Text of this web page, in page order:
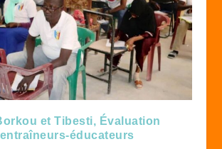
et Tibesti, Évaluation
éducateurs